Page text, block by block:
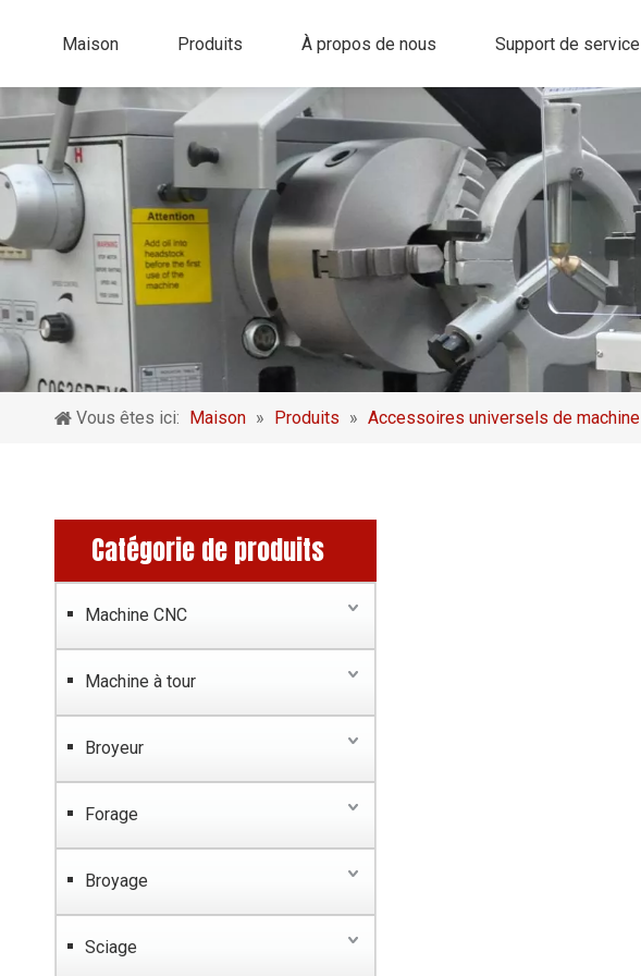
Maison Produits À propos de nous Support de service
Vous êtes ici: Maison » Produits » Accessoires universels de machine
Catégorie de produits
Machine CNC
Machine à tour
Broyeur
Forage
Broyage
Sciage